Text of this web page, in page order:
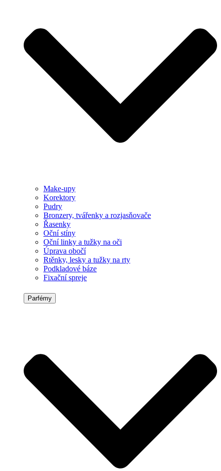
Make-upy
Korektory
Pudry
Bronzery, tvářenky a rozjasňovače
Řasenky
Oční stíny
Oční linky a tužky na oči
Úprava obočí
Rtěnky, lesky a tužky na rty
Podkladové báze
Fixační spreje
Parfémy